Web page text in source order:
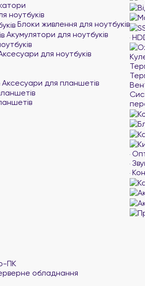
ноутбуків
Блоки живлення для ноутбуків
Акумулятори для ноутбуків
для ноутбуків
Аксесуари для планшетів
ПК
обладнання